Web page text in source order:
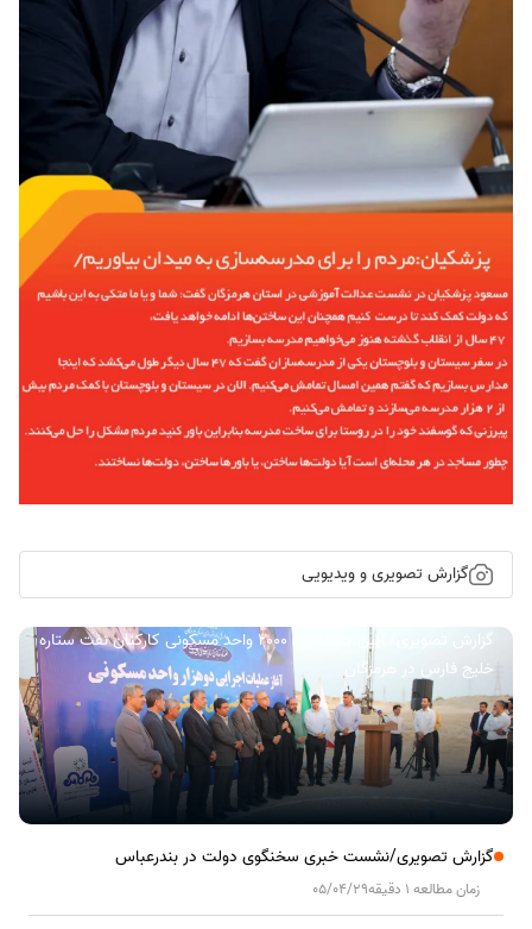
گزارش تصویری و ویدیویی
گزارش تصویری/ آیین کلنگ زنی ۲۰۰۰ واحد مسکونی کارکنان نفت ستاره
خلیج فارس در هرمزگان
گزارش تصویری/نشست خبری سخنگوی دولت در بندرعباس
زمان مطالعه 1 دقیقه 05/04/29